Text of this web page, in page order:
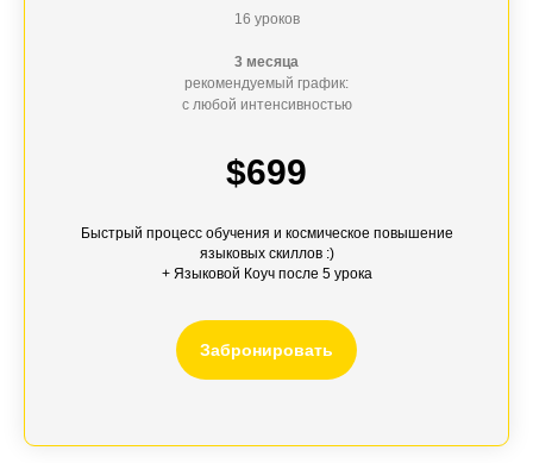
16 уроков
3 месяца
рекомендуемый график:
с любой интенсивностью
$699
Быстрый процесс обучения и космическое повышение
языковых скиллов :)
+ Языковой Коучпосле 5 урока
Забронировать